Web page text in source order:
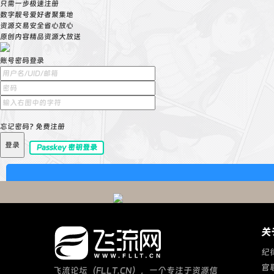
只需一步极速注册
数字靓号爱好者聚集地
资源交易安全省心放心
原创内容精品资源大放送
账号密码登录
忘记密码? 免费注册
登录 Passkey 密钥登录
飞流论坛（FLLT.CN），一个专注于资源信
关
纪
官